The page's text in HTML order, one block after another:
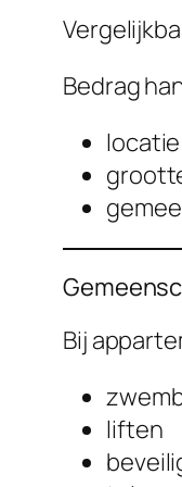
Bedrag
locatie
Bij
liften